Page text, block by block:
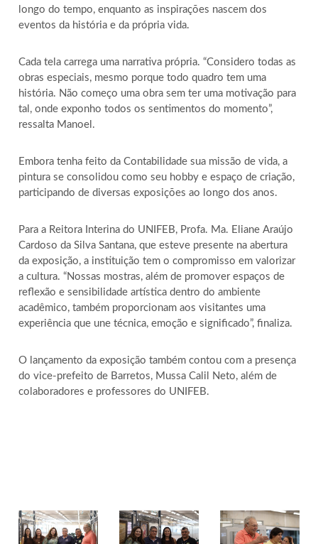
longo do tempo, enquanto as inspirações nascem dos
eventos da história e da própria vida.
Cada tela carrega uma narrativa própria. “Considero todas as
obras especiais, mesmo porque todo quadro tem uma
história. Não começo uma obra sem ter uma motivação para
tal, onde exponho todos os sentimentos do momento”,
ressalta Manoel.
Embora tenha feito da Contabilidade sua missão de vida, a
pintura se consolidou como seu hobby e espaço de criação,
participando de diversas exposições ao longo dos anos.
Para a Reitora Interina do UNIFEB, Profa. Ma. Eliane Araújo
Cardoso da Silva Santana, que esteve presente na abertura
da exposição, a instituição tem o compromisso em valorizar
a cultura. “Nossas mostras, além de promover espaços de
reflexão e sensibilidade artística dentro do ambiente
acadêmico, também proporcionam aos visitantes uma
experiência que une técnica, emoção e significado”, finaliza.
O lançamento da exposição também contou com a presença
do vice-prefeito de Barretos, Mussa Calil Neto, além de
colaboradores e professores do UNIFEB.